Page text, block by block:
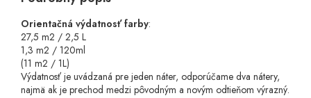
Orientačná výdatnosť farby:
27,5 m2 / 2,5 L
1,3 m2 / 120ml
(11 m2 / 1L)
Výdatnosť je uvádzaná pre jeden náter, odporúčame dva nátery,
najmä ak je prechod medzi pôvodným a novým odtieňom výrazný.